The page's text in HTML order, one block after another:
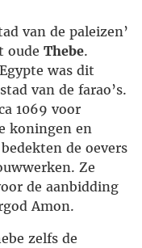
van de paleizen’
oude Thebe.
was dit
van de farao’s.
1069 voor
koningen en
de oevers
Ze
de aanbidding
Amon.
zelfs de